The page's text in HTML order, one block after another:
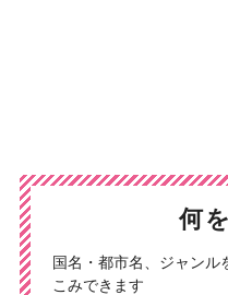
何
国名・都市名、ジャンル
こみできます